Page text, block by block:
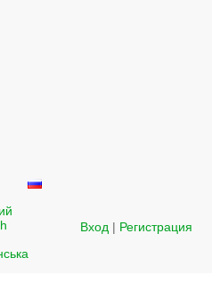
Вход | Регистрация